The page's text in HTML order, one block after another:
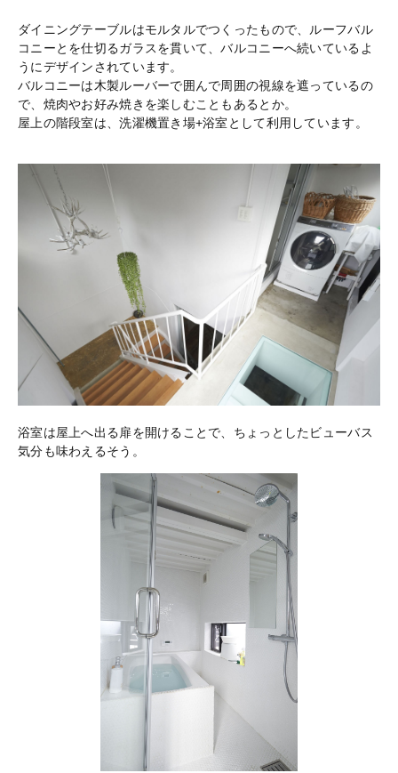
ダイニングテーブルはモルタルでつくったもので、ルーフバル
コニーとを仕切るガラスを貫いて、バルコニーへ続いているよ
うにデザインされています。
バルコニーは木製ルーバーで囲んで周囲の視線を遮っているの
で、焼肉やお好み焼きを楽しむこともあるとか。
屋上の階段室は、洗濯機置き場+浴室として利用しています。
浴室は屋上へ出る扉を開けることで、ちょっとしたビューバス
気分も味わえるそう。